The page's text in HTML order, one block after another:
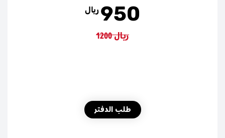
ريال 950
1200 ريال
طلب الدفتر